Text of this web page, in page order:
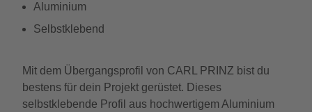
Aluminium
Selbstklebend
Mit dem Übergangsprofil von CARL PRINZ bist du
bestens für dein Projekt gerüstet. Dieses
selbstklebende Profil aus hochwertigem Aluminium